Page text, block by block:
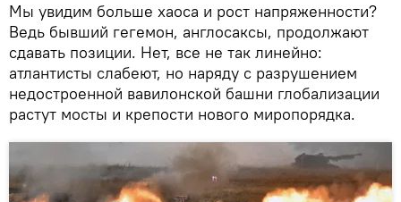
Мы увидим больше хаоса и рост напряженности?
Ведь бывший гегемон, англосаксы, продолжают
сдавать позиции. Нет, все не так линейно:
атлантисты слабеют, но наряду с разрушением
недостроенной вавилонской башни глобализации
растут мосты и крепости нового миропорядка.